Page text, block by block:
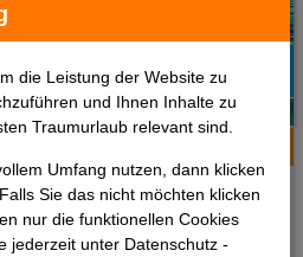
die Leistung der Website zu
und Ihnen Inhalte zu
Traumurlaub relevant sind.
Umfang nutzen, dann klicken
. Falls Sie das nicht möchten klicken
nur die funktionellen Cookies
jederzeit unter Datenschutz -
& Suites Barcelona